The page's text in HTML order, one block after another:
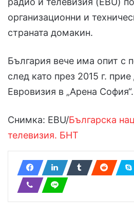
организационни и
страната домакин.
България вече има опит с
след като през 2015 г. прие
Евровизия в „Арена София“.
Снимка: EBU/Българска
телевизия. БНТ